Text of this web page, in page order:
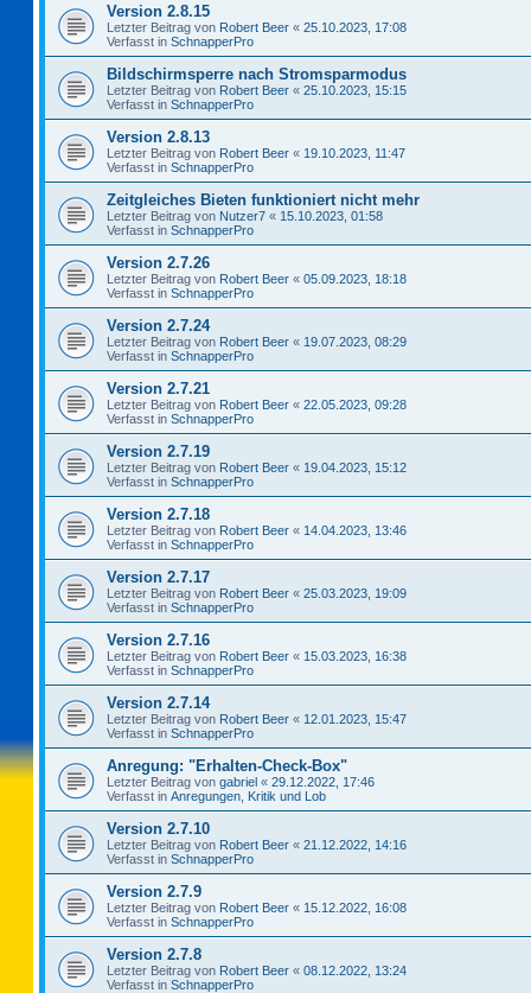
Version 2.8.15
Letzter Beitrag von Robert Beer « 25.10.2023, 17:08
Verfasst in SchnapperPro
Bildschirmsperre nach Stromsparmodus
Letzter Beitrag von Robert Beer « 25.10.2023, 15:15
Verfasst in SchnapperPro
Version 2.8.13
Letzter Beitrag von Robert Beer « 19.10.2023, 11:47
Verfasst in SchnapperPro
Zeitgleiches Bieten funktioniert nicht mehr
Letzter Beitrag von Nutzer7 « 15.10.2023, 01:58
Verfasst in SchnapperPro
Version 2.7.26
Letzter Beitrag von Robert Beer « 05.09.2023, 18:18
Verfasst in SchnapperPro
Version 2.7.24
Letzter Beitrag von Robert Beer « 19.07.2023, 08:29
Verfasst in SchnapperPro
Version 2.7.21
Letzter Beitrag von Robert Beer « 22.05.2023, 09:28
Verfasst in SchnapperPro
Version 2.7.19
Letzter Beitrag von Robert Beer « 19.04.2023, 15:12
Verfasst in SchnapperPro
Version 2.7.18
Letzter Beitrag von Robert Beer « 14.04.2023, 13:46
Verfasst in SchnapperPro
Version 2.7.17
Letzter Beitrag von Robert Beer « 25.03.2023, 19:09
Verfasst in SchnapperPro
Version 2.7.16
Letzter Beitrag von Robert Beer « 15.03.2023, 16:38
Verfasst in SchnapperPro
Version 2.7.14
Letzter Beitrag von Robert Beer « 12.01.2023, 15:47
Verfasst in SchnapperPro
Anregung: "Erhalten-Check-Box"
Letzter Beitrag von gabriel « 29.12.2022, 17:46
Verfasst in Anregungen, Kritik und Lob
Version 2.7.10
Letzter Beitrag von Robert Beer « 21.12.2022, 14:16
Verfasst in SchnapperPro
Version 2.7.9
Letzter Beitrag von Robert Beer « 15.12.2022, 16:08
Verfasst in SchnapperPro
Version 2.7.8
Letzter Beitrag von Robert Beer « 08.12.2022, 13:24
Verfasst in SchnapperPro